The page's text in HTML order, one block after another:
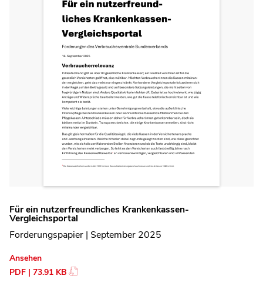
Für ein nutzerfreundliches Krankenkassen-
Vergleichsportal
Forderungspapier | September 2025
Ansehen
PDF | 73.91 KB